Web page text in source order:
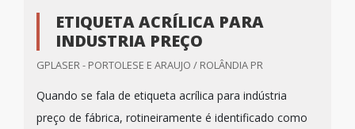
ETIQUETA ACRÍLICA PARA
INDUSTRIA PREÇO
GPLASER - PORTOLESE E ARAUJO / ROLÂNDIA PR
Quando se fala de etiqueta acrílica para indústria
preço de fábrica, rotineiramente é identificado como